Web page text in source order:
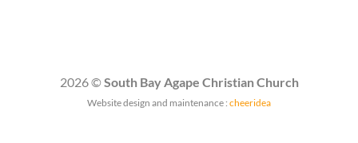
2026 ©South Bay Agape Christian Church
Website design and maintenance : cheeridea